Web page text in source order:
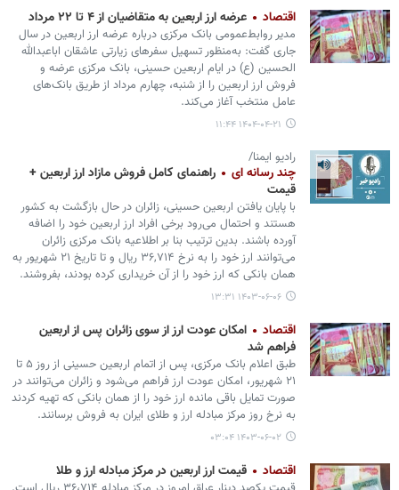
اقتصاد عرضه ارز اربعین به متقاضیان از ۴ تا ۲۲ مرداد
مدیر روابط‌عمومی بانک مرکزی درباره عرضه ارز اربعین در سال
جاری گفت: به‌منظور تسهیل سفرهای زیارتی عاشقان اباعبدالله
الحسین (ع) در ایام اربعین حسینی، بانک مرکزی عرضه و
فروش ارز اربعین را از شنبه، چهارم مرداد از طریق بانک‌های
عامل منتخب آغاز می‌کند.
۱۴۰۴-۰۴-۲۱ ۱۱:۴۴
رادیو ایمنا/
چند رسانه ای
راهنمای کامل فروش مازاد ارز اربعین +
قیمت
با پایان یافتن اربعین حسینی، زائران در حال بازگشت به کشور
هستند و احتمال می‌رود برخی افراد ارز اربعین خود را اضافه
آورده باشند. بدین ترتیب بنا بر اطلاعیه بانک مرکزی زائران
می‌توانند ارز خود را به نرخ ۳۶,۷۱۴ ریال و تا تاریخ ۲۱ شهریور به
همان بانکی که ارز خود را از آن خریداری کرده بودند، بفروشند.
۱۴۰۳-۰۶-۰۶ ۱۳:۳۱
اقتصاد
امکان عودت ارز از سوی زائران پس از اربعین
فراهم شد
طبق اعلام بانک مرکزی، پس از اتمام اربعین حسینی از روز ۵ تا
۲۱ شهریور، امکان عودت ارز فراهم می‌شود و زائران می‌توانند در
صورت تمایل باقی مانده ارز خود را از همان بانکی که تهیه کردند
به نرخ روز مرکز مبادله ارز و طلای ایران به فروش برسانند.
۱۴۰۳-۰۶-۰۲ ۰۳:۰۴
اقتصاد قیمت ارز اربعین در مرکز مبادله ارز و طلا